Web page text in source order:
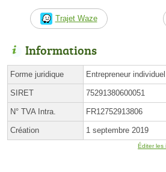
Trajet Waze
Informations
Forme juridique Entrepreneur individuel
SIRET 75291380600051
N° TVA Intra. FR12752913806
Création 1 septembre 2019
Éditer les